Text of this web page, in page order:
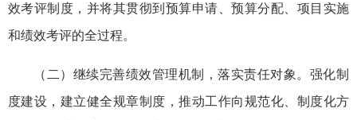
效考评制度，并将其贯彻到预算申请、预算分配、项目实施
和绩效考评的全过程。
（二）继续完善绩效管理机制，落实责任对象。强化制
度建设，建立健全规章制度，推动工作向规范化、制度化方